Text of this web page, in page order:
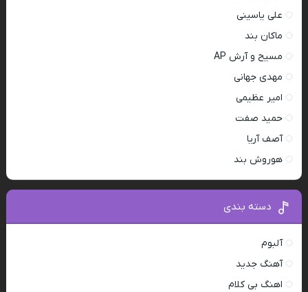
علی یاسینی
ماکان بند
مسیح و آرش AP
مهدی جهانی
امیر عظیمی
حمید صفت
آصف آریا
هوروش بند
دسته بندی
آلبوم
آهنگ جدید
اهنگ بی کلام